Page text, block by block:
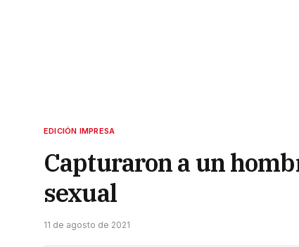
EDICIÓN IMPRESA
Capturaron a un
sexual
11 de agosto de 2021